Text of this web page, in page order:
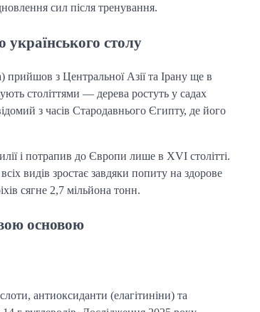
сил після тренування.
українського столу
прийшов з Центральної Азії та Ірану ще в
століттями — дерева ростуть у садах
з часів Стародавнього Єгипту, де його
і потрапив до Європи лише в XVI столітті.
видів зростає завдяки попиту на здорове
сягне 2,7 мільйона тонн.
основою
антиоксиданти (елагітиніни) та